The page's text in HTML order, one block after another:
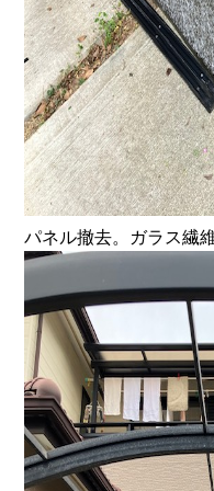
パネル撤去。ガラス繊